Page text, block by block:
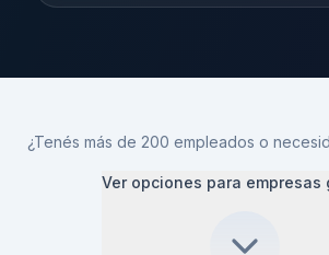
¿Tenés más de 200 empleados o
Ver opciones para empresas